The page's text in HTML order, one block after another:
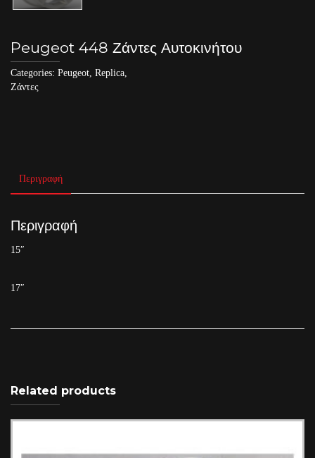
Peugeot 448 Ζάντες Αυτοκινήτου
Categories: Peugeot, Replica,
Ζάντες
Περιγραφή
Περιγραφή
15″
17″
Related products